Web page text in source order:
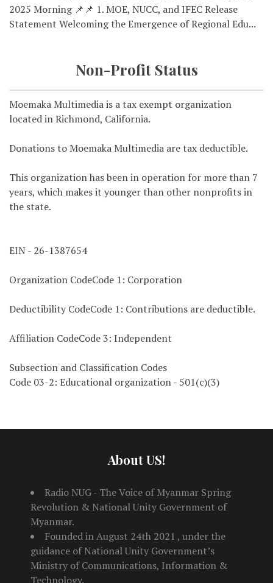
2025 Morning 📌📌 1. MOE, NUCC, and IFEC Release
Statement Welcoming the Emergence of Regional Edu...
Non-Profit Status
Moemaka Multimedia is a tax exempt organization
located in Richmond, California.
Donations to Moemaka Multimedia are tax deductible.
This organization has been in operation for more than 7
years, which makes it younger than other nonprofits in
the state.
EIN - 26-1387654
Organization CodeCode 1: Corporation
Deductibility CodeCode 1: Contributions are deductible.
Affiliation CodeCode 3: Independent
Subsection and Classification Codes
Code 03-2: Educational organization - 501(c)(3)
About US!
Radio NUG - The Voice of Myanmar Spring
Revolution & National Unity Government of
Myanmar.
Founded in August 24th 2021 , under the
guidance of National Unity Government’s
Ministry of Communications, Information &
Technology.